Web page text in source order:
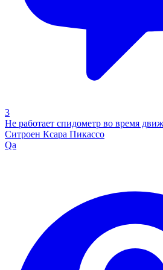
3
Не работает спидометр во время
Ситроен Ксара Пикассо
Qa